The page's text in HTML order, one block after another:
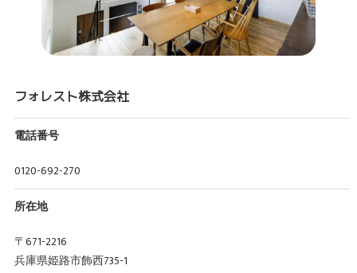
フォレスト株式会社
電話番号
0120-692-270
所在地
〒671-2216
兵庫県姫路市飾西735-1